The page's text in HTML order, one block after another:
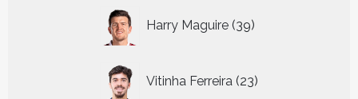
Harry Maguire 39
producten
Vitinha Ferreira 23
producten